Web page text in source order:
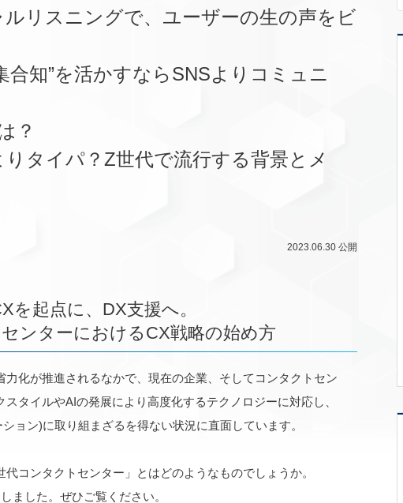
リスニングで、ユーザーの生の声をビ
合知”を活かすならSNSよりコミュニ
？
タイパ？Z世代で流行する背景とメ
2023.06.30 公開
を起点に、DX支援へ。
ンターにおけるCX戦略の始め方
化が推進されるなかで、現在の企業、そしてコンタクトセン
タイルやAIの発展により高度化するテクノロジーに対応し、
ョン)に取り組まざるを得ない状況に直面しています。
コンタクトセンター」とはどのようなものでしょうか。
ました。ぜひご覧ください。